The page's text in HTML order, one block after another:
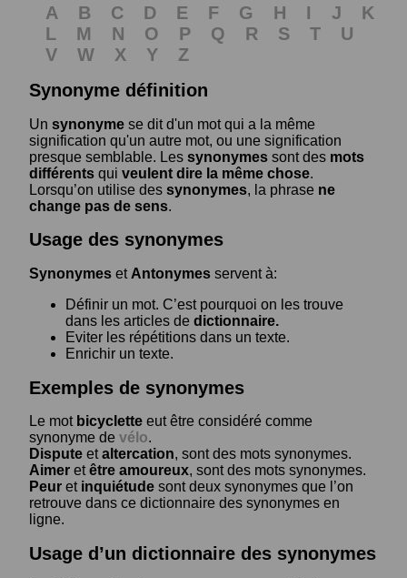
A B C D E F G H I J
K
L
M N O P Q R S T
U
V
W X Y
Z
Synonyme définition
Un synonyme se dit d'un mot qui a la même
signification qu'un autre mot, ou une signification
presque semblable. Les synonymes sont des mots
différents qui veulent dire la même chose.
Lorsqu’on utilise des synonymes, la phrase ne
change pas de sens.
Usage des synonymes
Synonymes et Antonymes servent à:
Définir un mot. C’est pourquoi on les trouve
dans les articles de dictionnaire.
Eviter les répétitions dans un texte.
Enrichir un texte.
Exemples de synonymes
Le mot bicyclette eut être considéré comme
synonyme de vélo.
Dispute etaltercation, sont des mots synonymes.
Aimer etêtre amoureux, sont des mots synonymes.
Peur et inquiétude sont deux synonymes que l’on
retrouve dans ce dictionnaire des synonymes en
ligne.
Usage d’un dictionnaire des synonymes